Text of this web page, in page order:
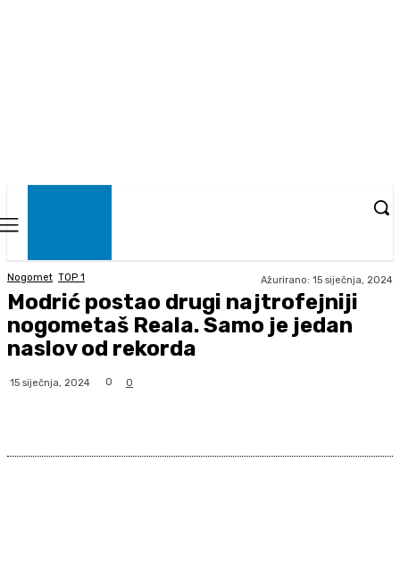
Nogomet TOP 1 Ažurirano: 15 siječnja, 2024
Modrić postao drugi najtrofejniji
nogometaš Reala. Samo je jedan
naslov od rekorda
15 siječnja, 2024 0 0